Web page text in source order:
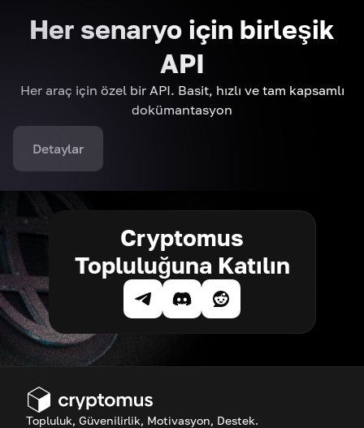
Her senaryo için birleşik
API
Her araç için özel bir API. Basit, hızlı ve tam kapsamlı
dokümantasyon
Detaylar
Cryptomus
Topluluğuna Katılın
Topluluk, Güvenilirlik, Motivasyon, Destek.